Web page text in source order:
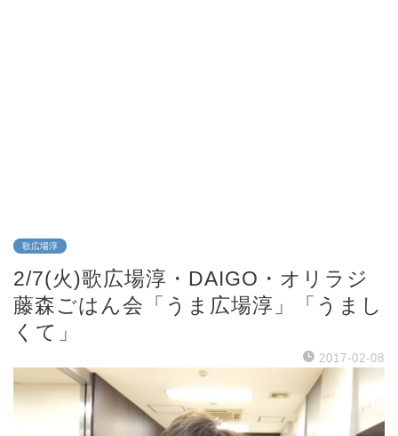
歌広場淳
2/7(火)歌広場淳・DAIGO・オリラジ
藤森ごはん会「うま広場淳」「うまし
くて」
2017-02-08